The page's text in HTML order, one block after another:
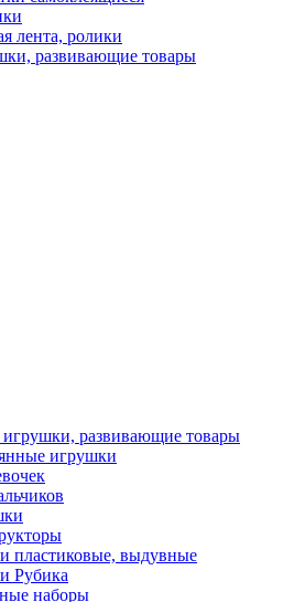
лента, ролики
развивающие товары
развивающие товары
игрушки
пластиковые, выдувные
Рубика
наборы